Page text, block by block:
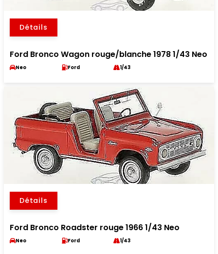
Détails
Ford Bronco Wagon rouge/blanche 1978 1/43 Neo
Neo Ford 1/43
Détails
Ford Bronco Roadster rouge 1966 1/43 Neo
Neo Ford 1/43